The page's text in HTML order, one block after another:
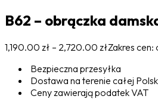
B62 – obrączka
1,190.00 zł – 2,720.00 złZakres
Bezpieczna przesyłka
Dostawa na terenie całej
Ceny zawierają podatek VAT